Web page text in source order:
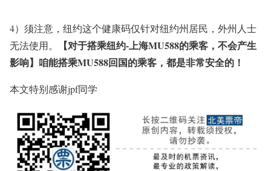
4）须注意，纽约这个健康码仅针对纽约州居民，外州人士
无法使用。
【对于搭乘纽约-上海MU588的乘客，不会产生
影响】咱能搭乘MU588回国的乘客，都是非常安全的！
本文特别感谢jpf同学